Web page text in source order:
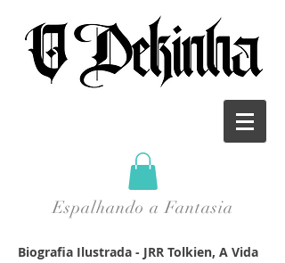
Espalhando a Fantasia
Biografia Ilustrada - JRR Tolkien, A Vida